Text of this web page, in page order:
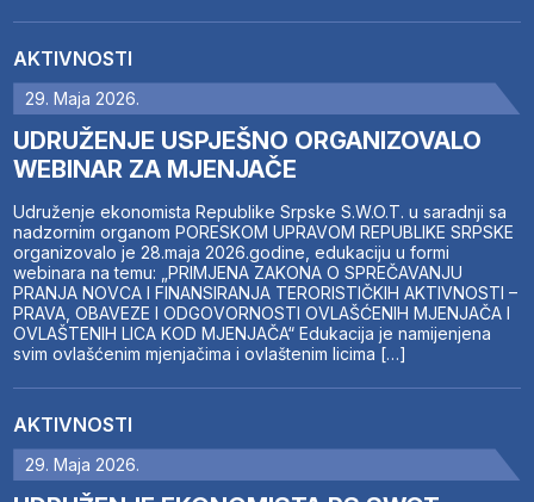
AKTIVNOSTI
29. Maja 2026.
UDRUŽENJE USPJEŠNO ORGANIZOVALO
WEBINAR ZA MJENJAČE
Udruženje ekonomista Republike Srpske S.W.O.T. u saradnji sa
nadzornim organom PORESKOM UPRAVOM REPUBLIKE SRPSKE
organizovalo je 28.maja 2026.godine, edukaciju u formi
webinara na temu: „PRIMJENA ZAKONA O SPREČAVANJU
PRANJA NOVCA I FINANSIRANJA TERORISTIČKIH AKTIVNOSTI –
PRAVA, OBAVEZE I ODGOVORNOSTI OVLAŠĆENIH MJENJAČA I
OVLAŠTENIH LICA KOD MJENJAČA“ Edukacija je namijenjena
svim ovlašćenim mjenjačima i ovlaštenim licima […]
AKTIVNOSTI
29. Maja 2026.